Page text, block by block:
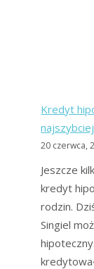
Kredyt
20 czerwca,
Jeszcze
kredyt
rodzin.
Singiel
kredytowa